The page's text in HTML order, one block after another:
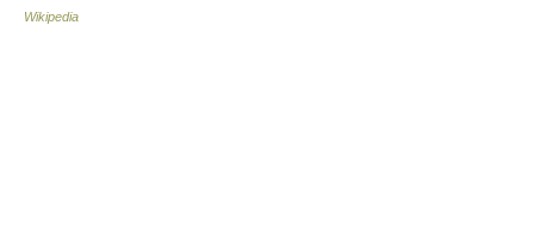
Wikipedia